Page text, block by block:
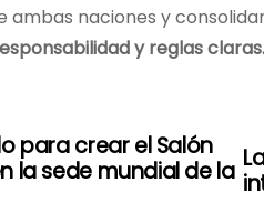
ambas naciones y
y reglas claras.
para crear el Salón
la sede mundial de la